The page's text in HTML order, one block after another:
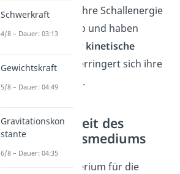
Dabei geben sie ihre Schallenergie
an die Teilchen ab und haben
weniger kinetische
Energie. Somit verringert sich ihre
Geschwindigkeit .
Beschaffenheit des
Ausbreitungsmediums
Ein weiteres Kriterium für die
Schwerkraft
4/8 – Dauer: 03:13
Gewichtskraft
5/8 – Dauer: 04:49
Gravitationskon
stante
6/8 – Dauer: 04:35